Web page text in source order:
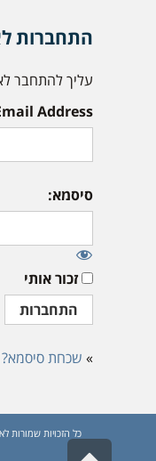
התחברות
עליך להתחבר
Address:
סיסמא:
זכור אותי
» שכחת סיסמא?